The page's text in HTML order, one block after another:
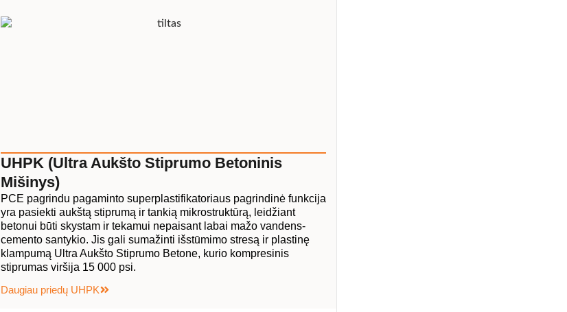
UHPK (Ultra Aukšto Stiprumo Betoninis
Mišinys)
PCE pagrindu pagaminto superplastifikatoriaus pagrindinė funkcija
yra pasiekti aukštą stiprumą ir tankią mikrostruktūrą, leidžiant
betonui būti skystam ir tekamui nepaisant labai mažo vandens-
cemento santykio. Jis gali sumažinti išstūmimo stresą ir plastinę
klampumą Ultra Aukšto Stiprumo Betone, kurio kompresinis
stiprumas viršija 15 000 psi.
Daugiau priedų UHPK